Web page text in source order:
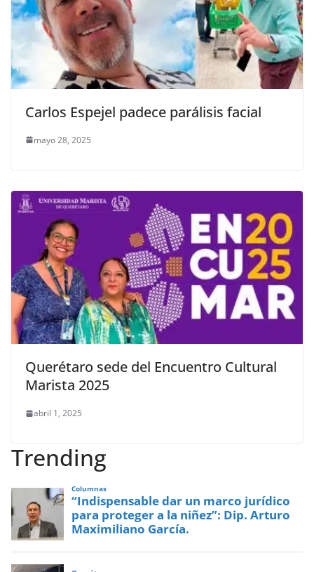
Carlos Espejel padece parálisis facial
mayo 28, 2025
Querétaro sede del Encuentro Cultural
Marista 2025
abril 1, 2025
Trending